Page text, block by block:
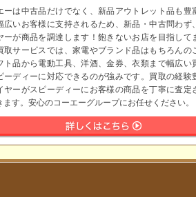
ーは中古品だけでなく、新品アウトレット品も豊
広いお客様に支持されるため、新品・中古問わず
ーが商品を調達します！飽きないお店を目指して
取サービスでは、家電やブランド品はもちろんの
ト品から電動工具、洋酒、金券、衣類まで幅広い
ーディーに対応できるのが強みです。買取の経験
ヤーがスピーディーにお客様の商品を丁寧に査定
ます。安心のコーエーグループにお任せください。